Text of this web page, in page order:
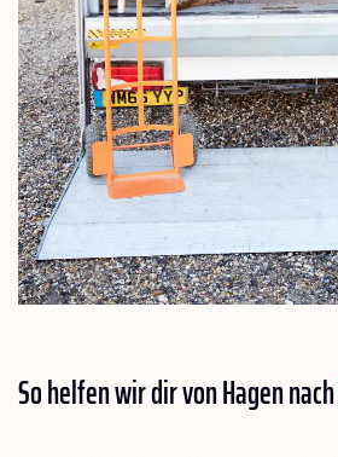
So helfen wir dir von Hagen nach